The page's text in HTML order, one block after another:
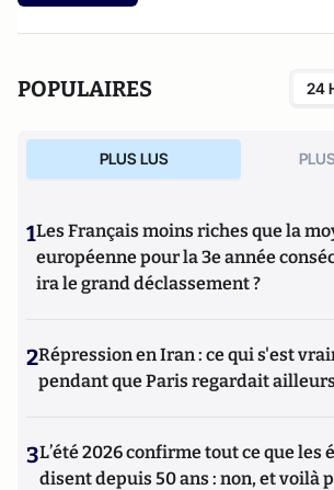
POPULAIRES 24
PLUS LUS
1Les Français moins riches que la
européenne pour la 3e année
ira le grand déclassement ?
2Répression en Iran : ce qui s'est
pendant que Paris regardait ailleurs
3L’été 2026 confirme tout ce que les
disent depuis 50 ans : non, et voilà